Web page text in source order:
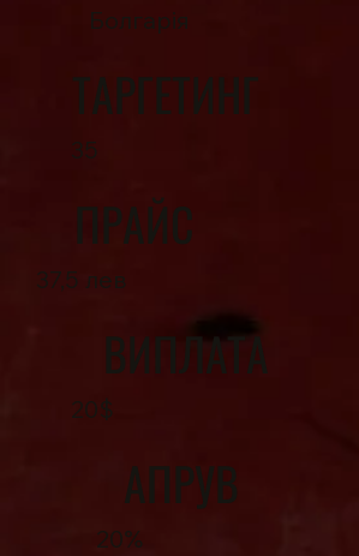
Болгарія
ТАРГЕТИНГ
35
ПРАЙС
37,5 лев
ВИПЛАТА
20$
АПРУВ
20%